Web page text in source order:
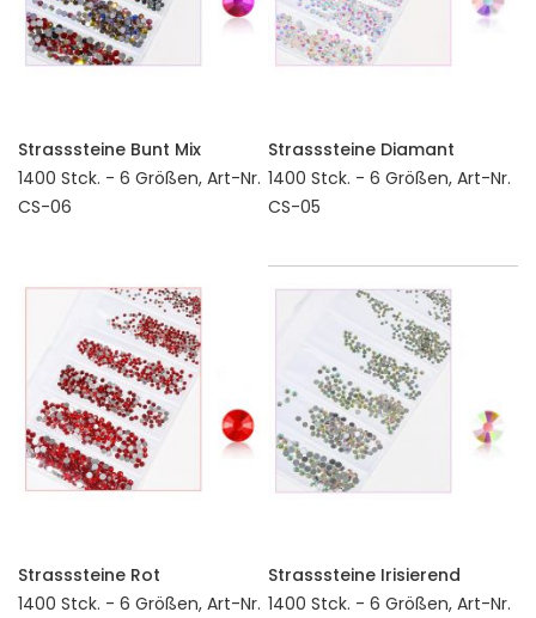
Strasssteine Bunt Mix
1400 Stck. - 6 Größen, Art-Nr.
CS-06
Strasssteine Diamant
1400 Stck. - 6 Größen, Art-Nr.
CS-05
Strasssteine Rot
1400 Stck. - 6 Größen, Art-Nr.
Strasssteine Irisierend
1400 Stck. - 6 Größen, Art-Nr.